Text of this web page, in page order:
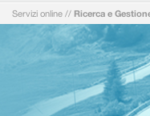
Servizi online // Ricerca e